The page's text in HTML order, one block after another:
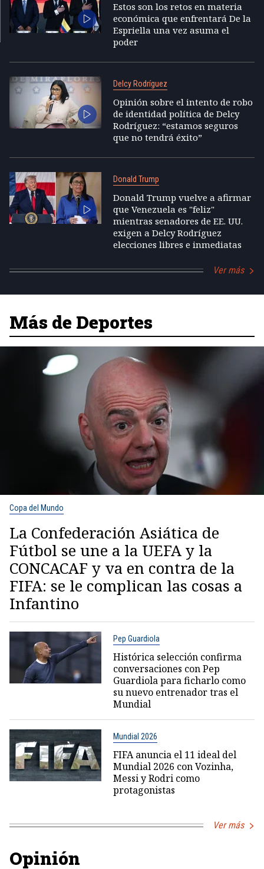
Estos son los retos en materia
económica que enfrentará De la
Espriella una vez asuma el
poder
Delcy Rodríguez
Opinión sobre el intento de robo
de identidad política de Delcy
Rodríguez: “estamos seguros
que no tendrá éxito”
Donald Trump
Donald Trump vuelve a afirmar
que Venezuela es "feliz"
mientras senadores de EE. UU.
exigen a Delcy Rodríguez
elecciones libres e inmediatas
Ver más
Más de Deportes
Copa del Mundo
La Confederación Asiática de
Fútbol se une a la UEFA y la
CONCACAF y va en contra de la
FIFA: se le complican las cosas a
Infantino
Pep Guardiola
Histórica selección confirma
conversaciones con Pep
Guardiola para ficharlo como
su nuevo entrenador tras el
Mundial
Mundial 2026
FIFA anuncia el 11 ideal del
Mundial 2026 con Vozinha,
Messi y Rodri como
protagonistas
Ver más
Opinión